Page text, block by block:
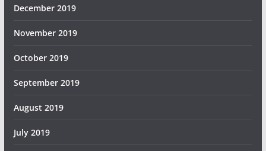
December 2019
November 2019
October 2019
September 2019
August 2019
July 2019